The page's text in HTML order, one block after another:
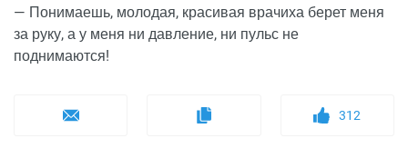
— Понимаешь, молодая, красивая врачиха берет меня
за руку, а у меня ни давление, ни пульс не
поднимаются!
312